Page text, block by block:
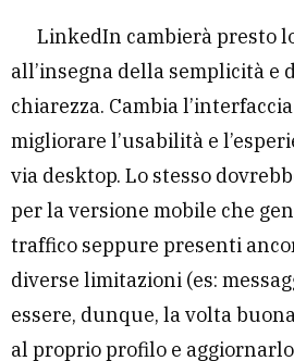
LinkedIn cambierà presto
all’insegna della semplicità e
chiarezza. Cambia
migliorare l’usabilità e
via desktop. Lo stesso
per la versione mobile che
traffico seppure presenti
diverse limitazioni (es:
essere, dunque, la volta
al proprio profilo e